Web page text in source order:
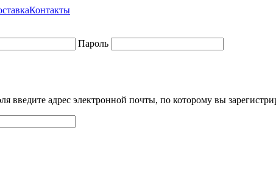
Контакты
Пароль
введите адрес электронной почты, по которому вы